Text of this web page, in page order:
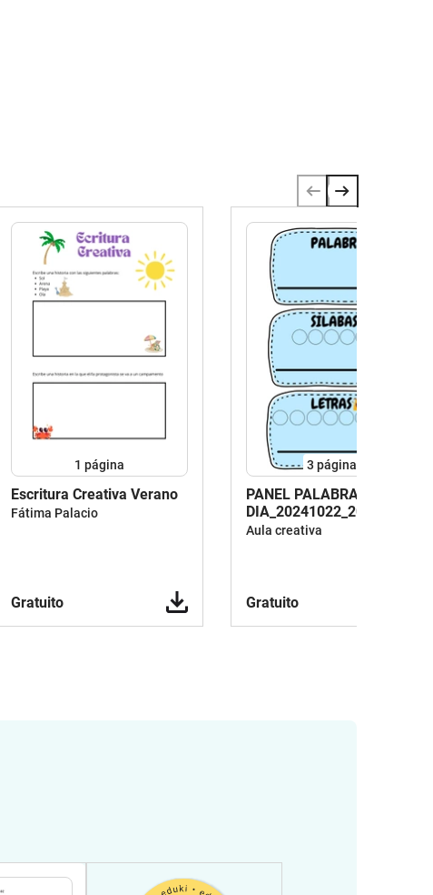
1 página
Escritura Creativa Verano
Fátima Palacio
Gratuito
3 páginas
PANEL PALABRA DEL
Aula creativa
Gratuito